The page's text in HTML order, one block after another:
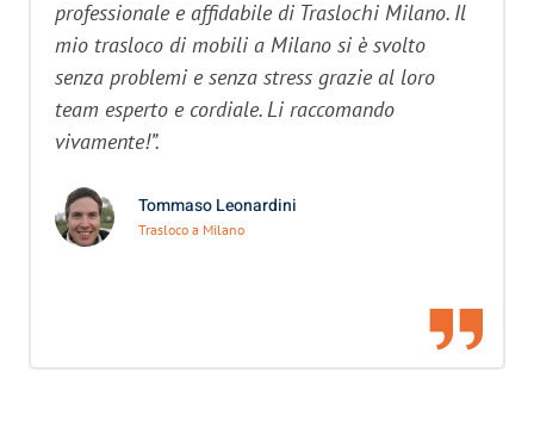
professionale e affidabile di Traslochi Milano. Il
mio trasloco di mobili a Milano si è svolto
senza problemi e senza stress grazie al loro
team esperto e cordiale. Li raccomando
vivamente!”.
Tommaso Leonardini
Trasloco a Milano